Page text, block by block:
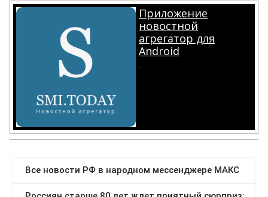
Приложение
новостной
агрегатор для
Android
.